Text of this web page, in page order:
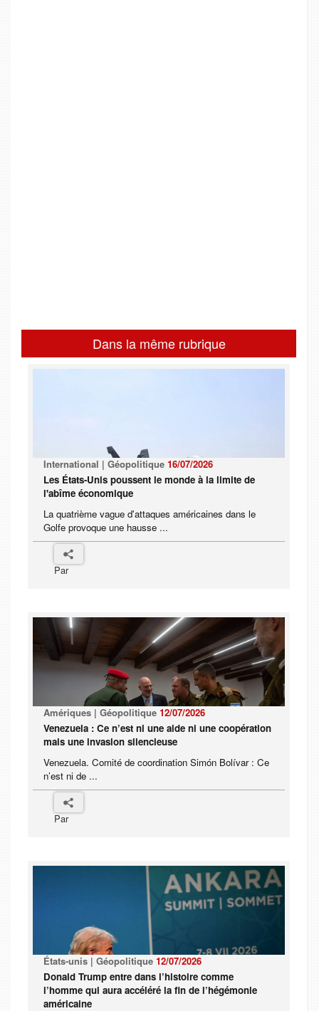
Dans la même rubrique
International | Géopolitique 16/07/2026
Les États-Unis poussent le monde à la limite de
l'abîme économique
La quatrième vague d'attaques américaines dans le
Golfe provoque une hausse ...
Par
Amériques | Géopolitique 12/07/2026
Venezuela : Ce n’est ni une aide ni une coopération
mais une invasion silencieuse
Venezuela. Comité de coordination Simón Bolívar : Ce
n’est ni de ...
Par
États-unis | Géopolitique 12/07/2026
Donald Trump entre dans l’histoire comme
l’homme qui aura accéléré la fin de l’hégémonie
américaine